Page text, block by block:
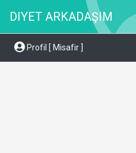
DIYET ARKADAŞIM
Profil [ Misafir ]